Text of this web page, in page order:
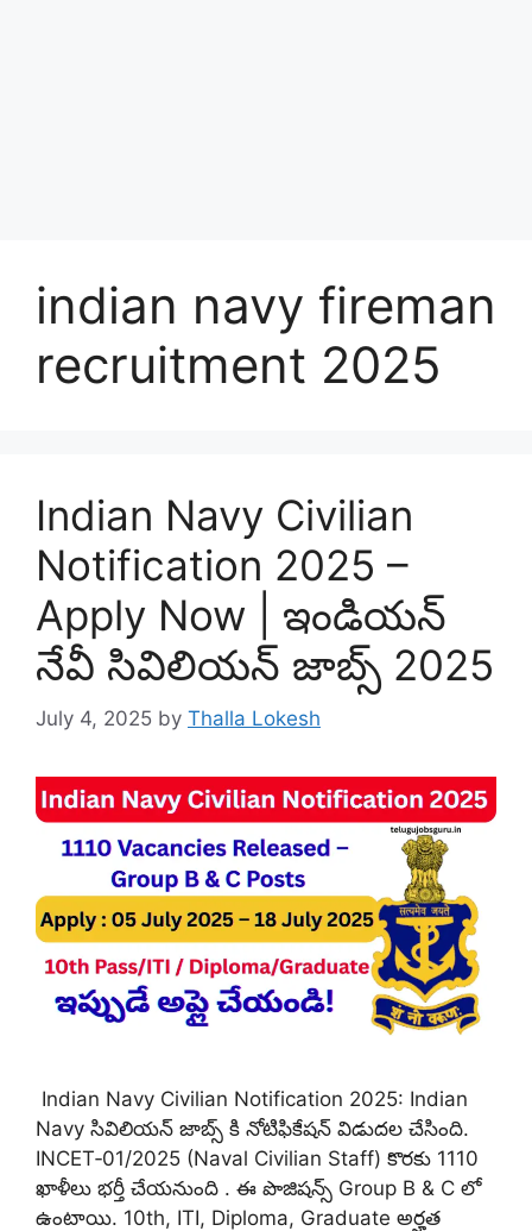
indian navy fireman
recruitment 2025
Indian Navy Civilian
Notification 2025 –
Apply Now | ఇండియన్
నేవీ సివిలియన్ జాబ్స్ 2025
July 4, 2025 by Thalla Lokesh
Indian Navy Civilian Notification 2025: Indian
Navy సివిలియన్ జాబ్స్ కి నోటిఫికేషన్ విడుదల చేసింది.
INCET‑01/2025 (Naval Civilian Staff) కొరకు 1110
ఖాళీలు భర్తీ చేయనుంది . ఈ పొజిషన్స్ Group B & C లో
ఉంటాయి. 10th, ITI, Diploma, Graduate అర్హత